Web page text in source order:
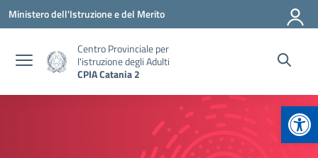
Vai ai contenuti
Vai al menu di navigazione
Vai al footer
Ministero dell'Istruzione e del Merito
Centro Provinciale per
l'istruzione degli Adulti
CPIA Catania 2